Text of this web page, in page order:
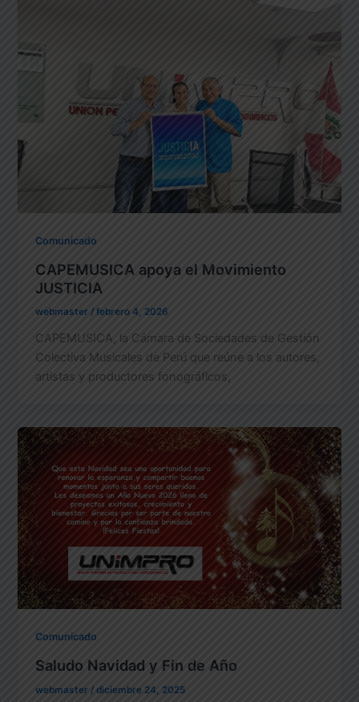
Comunicado
CAPEMUSICA apoya el Movimiento
JUSTICIA
webmaster/febrero 4, 2026
CAPEMUSICA, la Cámara de Sociedades de Gestión
Colectiva Musicales de Perú que reúne a los autores,
artistas y productores fonográficos,
Comunicado
Saludo Navidad y Fin de Año
webmaster /diciembre 24, 2025